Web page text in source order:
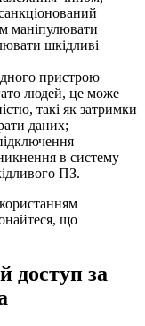
маніпулювати
шкідливі
пристрою
людей, це може
такі як затримки
даних;
в систему
ПЗ.
що
доступ за